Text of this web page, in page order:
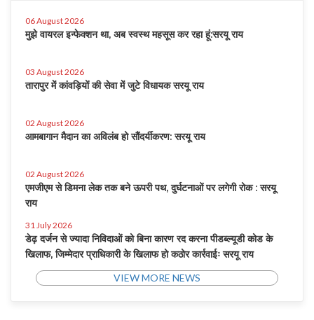
06 August 2026
मुझे वायरल इन्फेक्शन था, अब स्वस्थ महसूस कर रहा हूं:सरयू राय
03 August 2026
तारापुर में कांवड़ियों की सेवा में जुटे विधायक सरयू राय
02 August 2026
आमबागान मैदान का अविलंब हो सौंदर्यीकरण: सरयू राय
02 August 2026
एमजीएम से डिमना लेक तक बने ऊपरी पथ, दुर्घटनाओं पर लगेगी रोक : सरयू
राय
31 July 2026
डेढ़ दर्जन से ज्यादा निविदाओं को बिना कारण रद करना पीडब्ल्यूडी कोड के
खिलाफ, जिम्मेदार प्राधिकारी के खिलाफ हो कठोर कार्रवाईः सरयू राय
VIEW MORE NEWS